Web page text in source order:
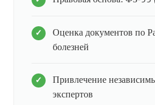
Оценка документов по
болезней
Привлечение
экспертов